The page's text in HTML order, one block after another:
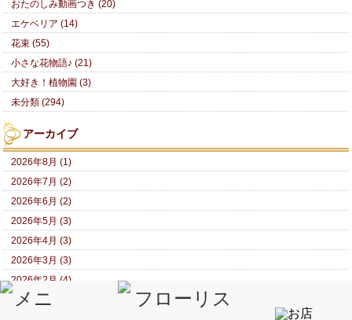
おたのしみ動画つき (20)
エケベリア (14)
花束 (55)
小さな花物語♪ (21)
大好き！植物園 (3)
未分類 (294)
アーカイブ
2026年8月 (1)
2026年7月 (2)
2026年6月 (2)
2026年5月 (3)
2026年4月 (3)
2026年3月 (3)
2026年2月 (4)
2026年1月 (4)